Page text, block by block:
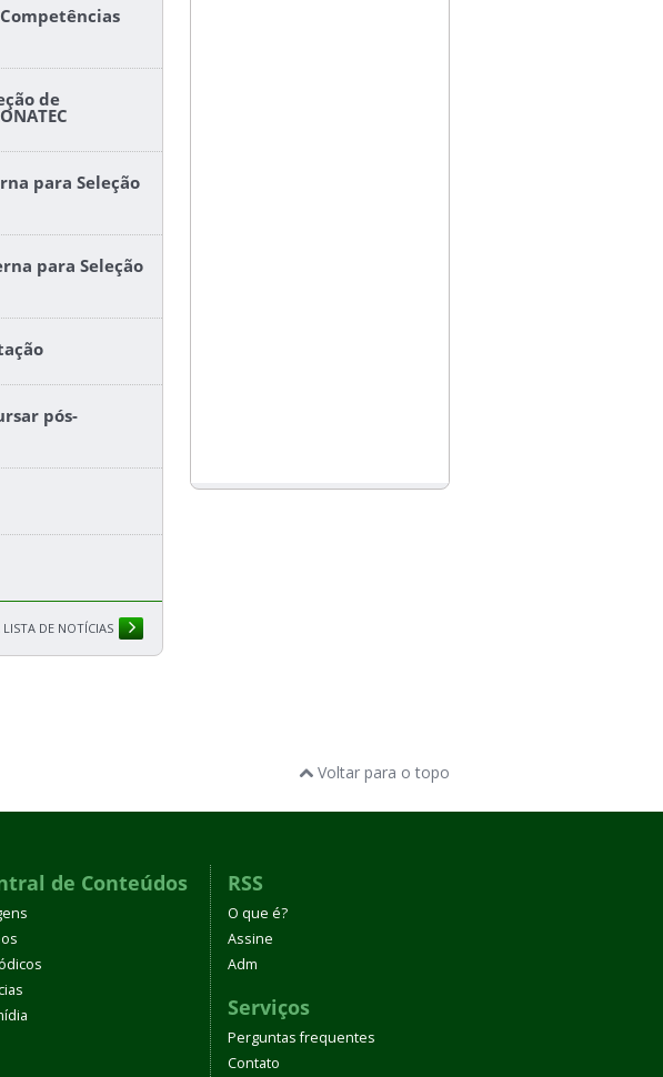
de
para Seleção
para Seleção
pós-
LISTA DE NOTÍCIAS
Voltar para o topo
de Conteúdos RSS
O que é?
Assine
Adm
Serviços
Perguntas frequentes
Contato